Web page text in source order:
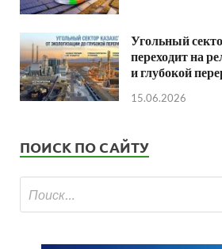
Угольный
переходит на
и глубокой
15.06.2026
ПОИСК ПО САЙТУ